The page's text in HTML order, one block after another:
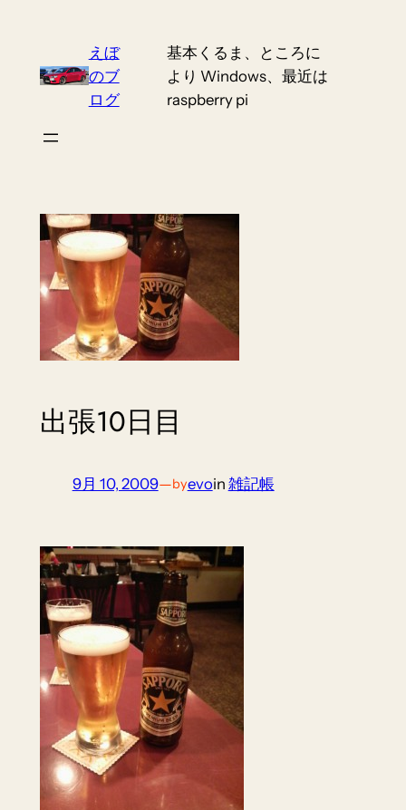
content
えぼ
のブ
ログ
基本くるま、ところに
より Windows、最近は
raspberry pi
出張10日目
9月 10, 2009—byevoin 雑記帳